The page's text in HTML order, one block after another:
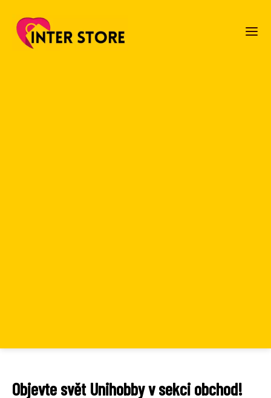
Objevte svět Unihobby v sekci obchod!